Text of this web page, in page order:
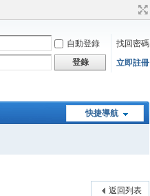
自動登錄
找回密碼
登錄 立即註冊
快捷導航
返回列表